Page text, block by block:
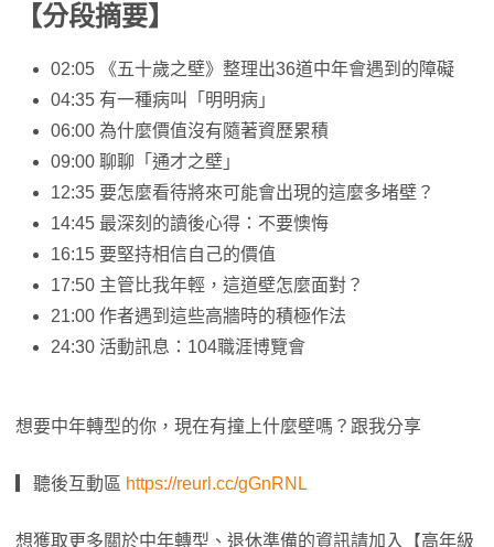
【分段摘要】
02:05 《五十歲之壁》整理出36道中年會遇到的障礙
04:35 有一種病叫「明明病」
06:00 為什麼價值沒有隨著資歷累積
09:00 聊聊「通才之壁」
12:35 要怎麼看待將來可能會出現的這麼多堵壁？
14:45 最深刻的讀後心得：不要懊悔
16:15 要堅持相信自己的價值
17:50 主管比我年輕，這道壁怎麼面對？
21:00 作者遇到這些高牆時的積極作法
24:30 活動訊息：104職涯博覽會
想要中年轉型的你，現在有撞上什麼壁嗎？跟我分享
▎聽後互動區 https://reurl.cc/gGnRNL
想獲取更多關於中年轉型、退休準備的資訊請加入【高年級